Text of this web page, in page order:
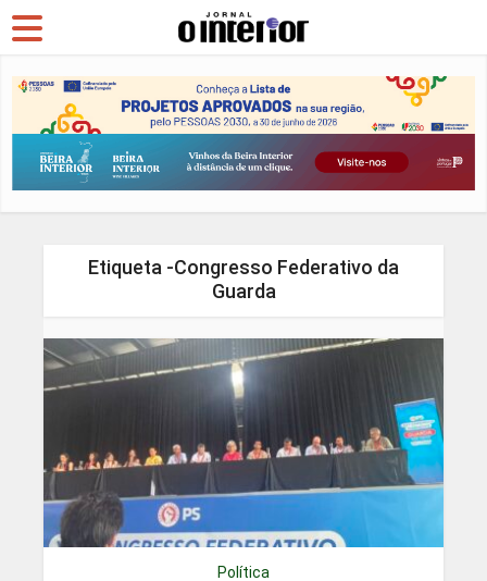
Etiqueta -Congresso Federativo da
Guarda
Política